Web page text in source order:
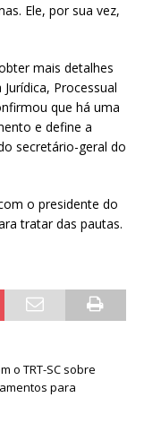
Ele, por sua vez,
mais detalhes
Processual
que há uma
e define a
secretário-geral do
o presidente do
tratar das pautas.
o TRT-SC sobre
para